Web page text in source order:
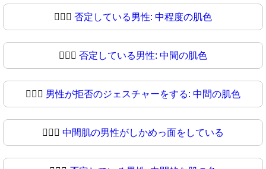
🙎🏼‍♂ 否定している男性: 中程度の肌色
🙎🏽‍♂️ 否定している男性: 中間の肌色
🙎🏽‍♂ 男性が拒否のジェスチャーをする: 中間の肌色
🙎🏾‍♂️ 中間肌の男性がしかめっ面をしている